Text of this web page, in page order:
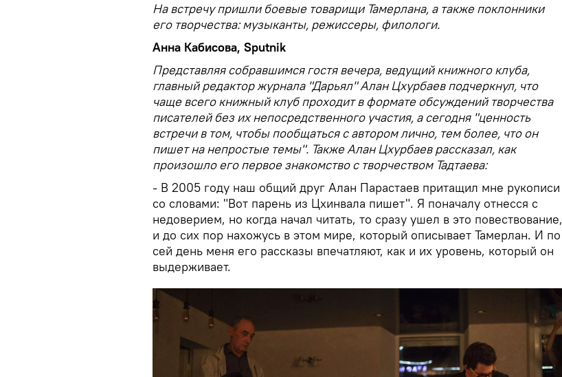
На встречу пришли боевые товарищи Тамерлана, а также поклонники
его творчества: музыканты, режиссеры, филологи.
Анна Кабисова, Sputnik
Представляя собравшимся гостя вечера, ведущий книжного клуба,
главный редактор журнала "Дарьял" Алан Цхурбаев подчеркнул, что
чаще всего книжный клуб проходит в формате обсуждений творчества
писателей без их непосредственного участия, а сегодня "ценность
встречи в том, чтобы пообщаться с автором лично, тем более, что он
пишет на непростые темы". Также Алан Цхурбаев рассказал, как
произошло его первое знакомство с творчеством Тадтаева:
- В 2005 году наш общий друг Алан Парастаев притащил мне рукописи
со словами: "Вот парень из Цхинвала пишет". Я поначалу отнесся с
недоверием, но когда начал читать, то сразу ушел в это повествование,
и до сих пор нахожусь в этом мире, который описывает Тамерлан. И по
сей день меня его рассказы впечатляют, как и их уровень, который он
выдерживает.